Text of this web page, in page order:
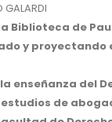
GALARDI
Biblioteca de
y proyectando
enseñanza del
de